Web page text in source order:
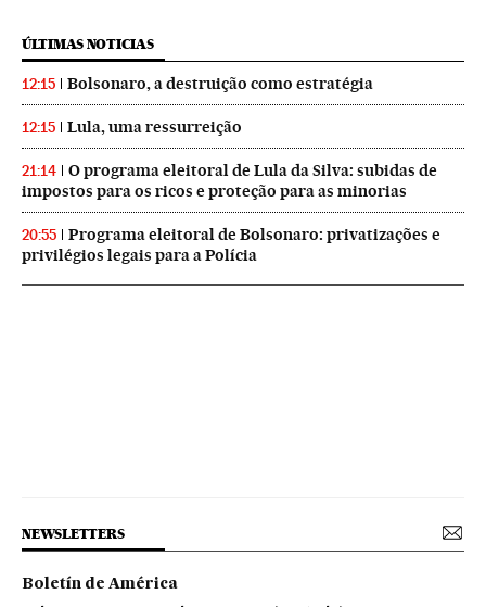
ÚLTIMAS NOTICIAS
12:15 Bolsonaro, a destruição como estratégia
12:15 Lula, uma ressurreição
21:14
O programa eleitoral de Lula da Silva: subidas de
impostos para os ricos e proteção para as minorias
20:55
Programa eleitoral de Bolsonaro: privatizações e
privilégios legais para a Polícia
NEWSLETTERS
Boletín de América